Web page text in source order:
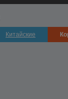
Китайские